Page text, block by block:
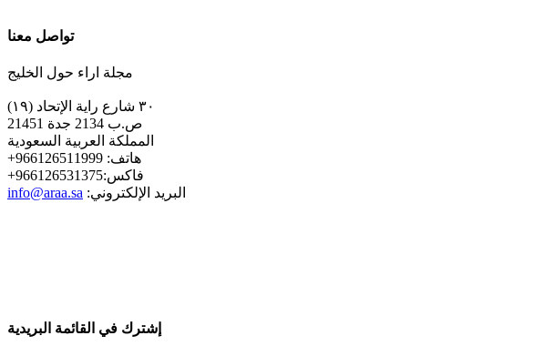
تواصل معنا
مجلة اراء حول الخليج
٣٠ شارع راية الإتحاد (١٩)
ص.ب 2134 جدة 21451
المملكة العربية السعودية
+هاتف: 966126511999
+فاكس:966126531375
info@araa.sa :البريد الإلكتروني
إشترك في القائمة البريدية